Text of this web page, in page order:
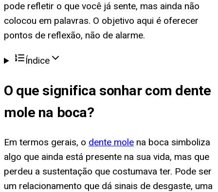
pode refletir o que você já sente, mas ainda não
colocou em palavras. O objetivo aqui é oferecer
pontos de reflexão, não de alarme.
Índice
O que significa sonhar com dente
mole na boca?
Em termos gerais, o dente mole na boca simboliza
algo que ainda está presente na sua vida, mas que
perdeu a sustentação que costumava ter. Pode ser
um relacionamento que dá sinais de desgaste, uma